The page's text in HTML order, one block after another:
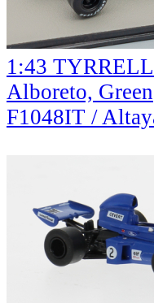
1:43
Alboreto, Green
F1048IT /